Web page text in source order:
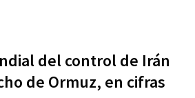
del control de Irán
de Ormuz, en cifras